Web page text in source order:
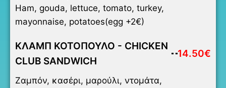
Ham, gouda, lettuce, tomato, turkey,
mayonnaise, potatoes(egg +2€)
ΚΛΑΜΠ ΚΟΤΟΠΟΥΛΟ - CHICKEN
CLUB SANDWICH
14.50€
Ζαμπόν, κασέρι, μαρούλι, ντομάτα,